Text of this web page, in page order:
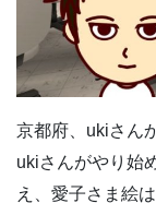
京都府、ukiさん
ukiさんがやり始
え、愛子さま絵